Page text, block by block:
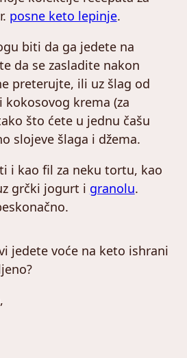
posne keto lepinje.
biti da ga jedete na
da se zasladite nakon
preterujte, ili uz šlag od
kokosovog krema (za
što ćete u jednu čašu
slojeve šlaga i džema.
i kao fil za neku tortu, kao
grčki jogurt i granolu.
jedete voće na keto ishrani